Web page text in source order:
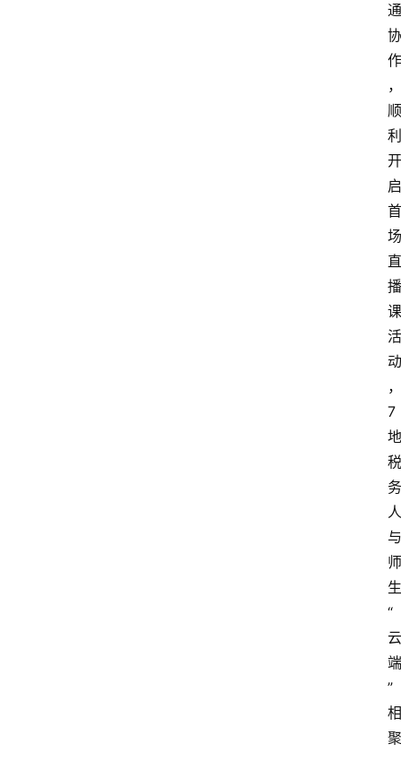
通
协
作
，
顺
利
开
启
首
场
直
播
课
活
动
，
7
地
税
务
人
与
师
生
“
云
端
”
相
聚